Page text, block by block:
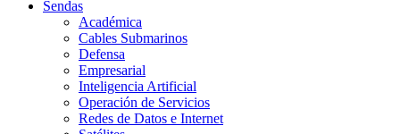
Sendas
Académica
Cables Submarinos
Defensa
Empresarial
Inteligencia Artificial
Operación de Servicios
Redes de Datos e Internet